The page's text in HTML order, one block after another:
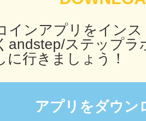
インアプリをイン
andstep/ステップラ
に行きましょう！
アプリをダウン
生駒
秋葉原